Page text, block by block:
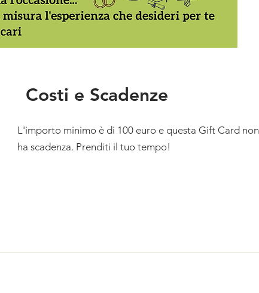
Costi e Scadenze
L'importo minimo è di 100 euro e questa Gift Card non
ha scadenza. Prenditi il tuo tempo!